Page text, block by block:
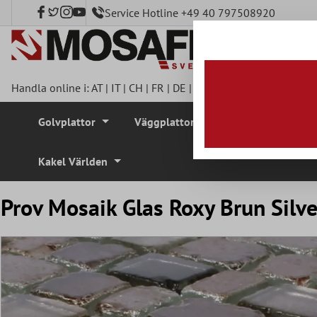
Service Hotline +49 40 797508920
Handla online i:AT| IT| CH | FR | DE |
Golvplattor Väggplattor
Kakel Världen
Prov Mosaik Glas Roxy Brun